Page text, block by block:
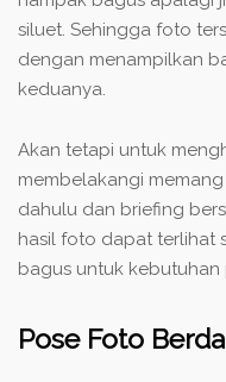
siluet. Sehingga foto
dengan menampilkan
keduanya.
Akan tetapi untuk
membelakangi
dahulu dan briefing
hasil foto dapat terlihat
bagus untuk
Pose Foto